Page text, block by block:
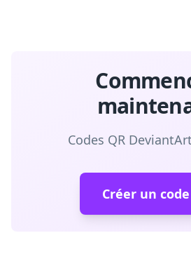
Codes QR
Créer un code